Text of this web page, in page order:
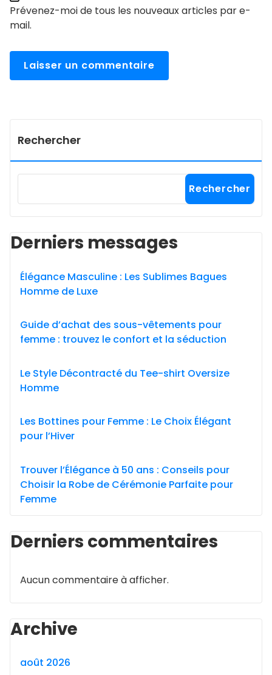
Prévenez-moi de tous les nouveaux articles par e-
mail.
Rechercher
Rechercher
Derniers messages
Élégance Masculine : Les Sublimes Bagues
Homme de Luxe
Guide d’achat des sous-vêtements pour
femme : trouvez le confort et la séduction
Le Style Décontracté du Tee-shirt Oversize
Homme
Les Bottines pour Femme : Le Choix Élégant
pour l’Hiver
Trouver l’Élégance à 50 ans : Conseils pour
Choisir la Robe de Cérémonie Parfaite pour
Femme
Derniers commentaires
Aucun commentaire à afficher.
Archive
août 2026